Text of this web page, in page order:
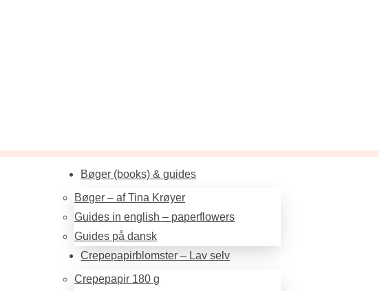
Bøger (books) & guides
Bøger – af Tina Krøyer
Guides in english – paperflowers
Guides på dansk
Crepepapirblomster – Lav selv
Crepepapir 180 g